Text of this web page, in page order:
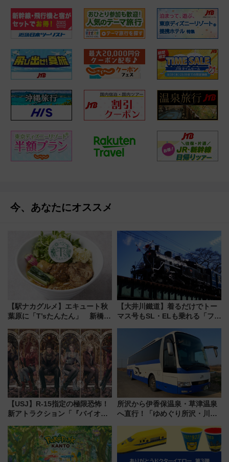
今、あなたにオススメ
【駅ナカグルメ】エキュート秋
葉原に「T’sたんたん」 新橋に
饅」、オムライス専門店「肉と
たまご」新グルメ続々登場！
【2026年8月】
【大井川鐵道】着るだけでトー
マス号もSL・ELも乗れる「フリ
【USJ】R-15指定の極限恐怖！
新アトラクション「『バイオハ
ブ」今秋登場 ―予測不能の恐
怖に泣き叫べ―
所沢から伊香保温泉・草津温泉
へ直行！「ゆめぐり所沢・川越
軽に 運行ダイヤ・運賃を解説